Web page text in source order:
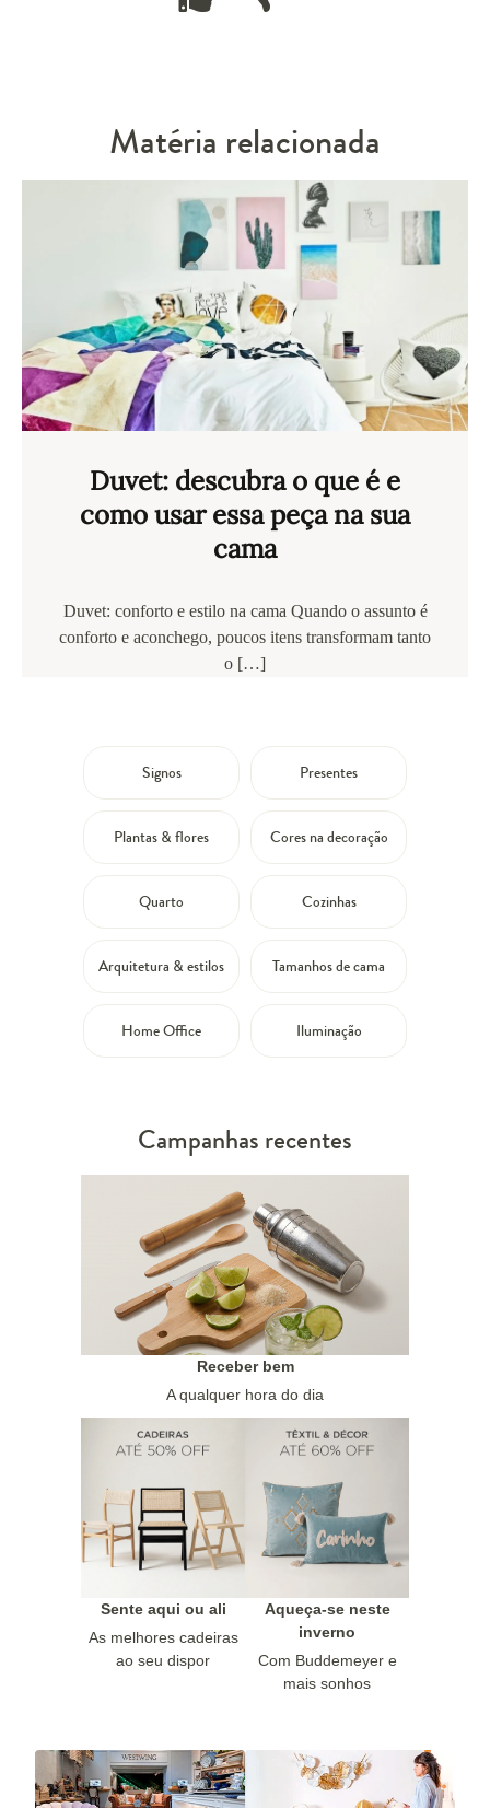
Matéria relacionada
Duvet: descubra o que é e
como usar essa peça na sua
cama
Duvet: conforto e estilo na cama Quando o assunto é
conforto e aconchego, poucos itens transformam tanto
o […]
Signos Presentes
Plantas & flores Cores na decoração
Quarto Cozinhas
Arquitetura & estilos Tamanhos de cama
Home Office Iluminação
Campanhas recentes
Receber bem
A qualquer hora do dia
Sente aqui ou ali
As melhores cadeiras
ao seu dispor
Aqueça-se neste
inverno
Com Buddemeyer e
mais sonhos